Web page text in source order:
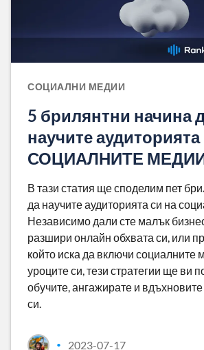
СОЦИАЛНИ МЕДИИ
5 брилянтни начина
научите аудиторията
СОЦИАЛНИТЕ
В тази статия ще споделим пет
да научите аудиторията си на
Независимо дали сте малък
разшири онлайн обхвата си, или
който иска да включи социалните
уроците си, тези стратегии ще ви
обучите, ангажирате и
си.
• 2023-07-17